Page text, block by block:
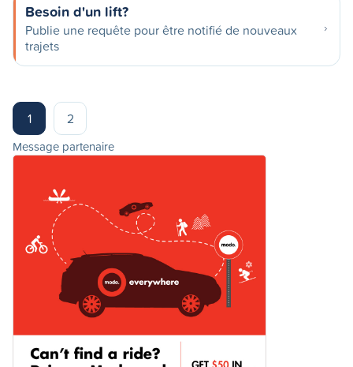
Besoin d'un lift?
Publie une requête pour être notifié de nouveaux
trajets
1 2
Message partenaire